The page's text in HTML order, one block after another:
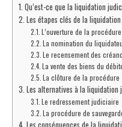
Qu’est-ce que la liquidation
Les étapes clés de la
L’ouverture de la procédure
La nomination du
Le recensement des
La vente des biens du
La clôture de la procédure
Les alternatives à la liquidation
Le redressement judiciaire
La procédure de
Les conséquences de la